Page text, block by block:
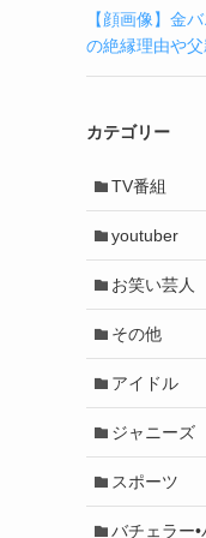
【顔画像】金
の絶縁理由や
カテゴリー
TV番組
youtuber
お笑い芸人
その他
アイドル
ジャニーズ
スポーツ
バチェラー